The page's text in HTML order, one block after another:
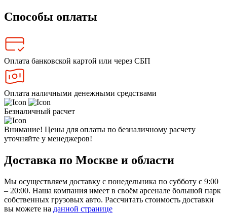
Способы оплаты
Оплата банковской картой или через СБП
Оплата наличными денежными средствами
Безналичный расчет
Внимание! Цены для оплаты по безналичному расчету
уточняйте у менеджеров!
Доставка по Москве и области
Мы осуществляем доставку с понедельника по субботу с 9:00
– 20:00. Наша компания имеет в своём арсенале большой парк
собственных грузовых авто. Рассчитать стоимость доставки
вы можете на данной странице